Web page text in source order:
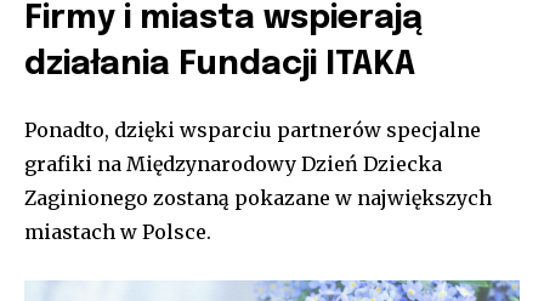
Firmy i miasta wspierają
działania Fundacji ITAKA
Ponadto, dzięki wsparciu partnerów specjalne
grafiki na Międzynarodowy Dzień Dziecka
Zaginionego zostaną pokazane w największych
miastach w Polsce.